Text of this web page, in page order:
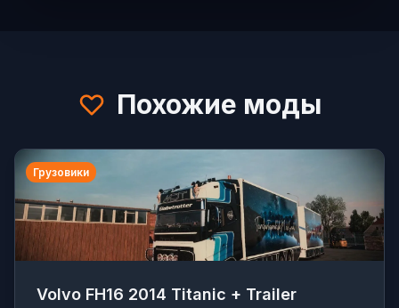
Похожие моды
Грузовики
Volvo FH16 2014 Titanic + Trailer